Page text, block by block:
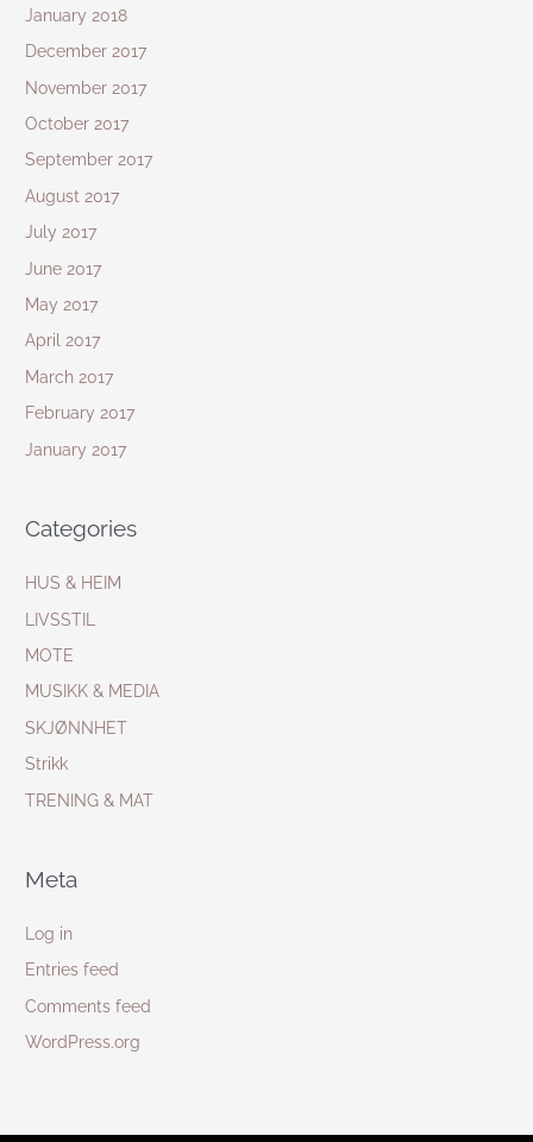
January 2018
December 2017
November 2017
October 2017
September 2017
August 2017
July 2017
June 2017
May 2017
April 2017
March 2017
February 2017
January 2017
Categories
HUS & HEIM
LIVSSTIL
MOTE
MUSIKK & MEDIA
SKJØNNHET
Strikk
TRENING & MAT
Meta
Log in
Entries feed
Comments feed
WordPress.org